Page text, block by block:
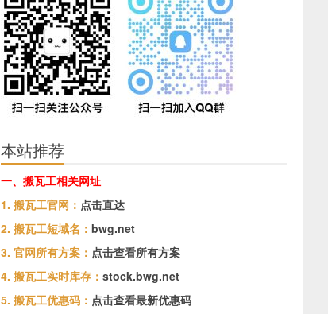
本站推荐
一、搬瓦工相关网址
1. 搬瓦工官网： 点击直达
2. 搬瓦工短域名： bwg.net
3. 官网所有方案： 点击查看所有方案
4. 搬瓦工实时库存： stock.bwg.net
5. 搬瓦工优惠码： 点击查看最新优惠码